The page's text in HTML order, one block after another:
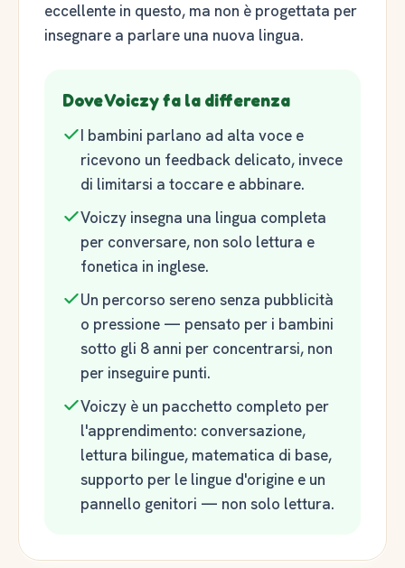
eccellente in questo, ma non è progettata per
insegnare a parlare una nuova lingua.
Dove Voiczy fa la differenza
I bambini parlano ad alta voce e
ricevono un feedback delicato, invece
di limitarsi a toccare e abbinare.
Voiczy insegna una lingua completa
per conversare, non solo lettura e
fonetica in inglese.
Un percorso sereno senza pubblicità
o pressione — pensato per i bambini
sotto gli 8 anni per concentrarsi, non
per inseguire punti.
Voiczy è un pacchetto completo per
l'apprendimento: conversazione,
lettura bilingue, matematica di base,
supporto per le lingue d'origine e un
pannello genitori — non solo lettura.